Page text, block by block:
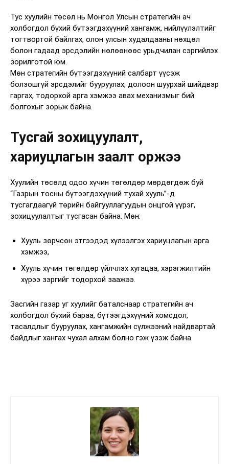
Тус хуулийн төсөл нь Монгол Улсын стратегийн ач
холбогдол бүхий бүтээгдэхүүний хангамж, нийлүүлэлтийг
тогтвортой байлгах, олон улсын худалдааны нөхцөл
болон гадаад эрсдэлийн нөлөөнөөс урьдчилан сэргийлэх
зорилготой юм.
Мөн стратегийн бүтээгдэхүүний салбарт үүсэж
болзошгүй эрсдэлийг бууруулах, долоон шуурхай шийдвэр
гаргах, тодорхой арга хэмжээ авах механизмыг бий
болгохыг зорьж байна.
Тусгай зохицуулалт,
хариуцлагын заалт оржээ
Хуулийн төсөлд одоо хүчин төгөлдөр мөрдөгдөж буй
“Газрын тосны бүтээгдэхүүний тухай хууль”-д
тусгагдаагүй төрийн байгууллагуудын онцгой үүрэг,
зохицуулалтыг тусгасан байна. Мөн:
Хууль зөрчсөн этгээдэд хүлээлгэх хариуцлагын арга
хэмжээ,
Хууль хүчин төгөлдөр үйлчлэх хугацаа, хэрэгжилтийн
хүрээ зэргийг тодорхой заажээ.
Засгийн газар уг хуулийг баталснаар стратегийн ач
холбогдол бүхий бараа, бүтээгдэхүүний хомсдол,
тасалдлыг бууруулах, хангамжийн сүлжээний найдвартай
байдлыг хангах чухал алхам болно гэж үзэж байна.